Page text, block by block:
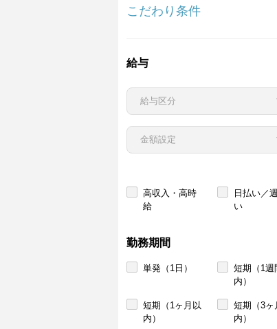
こだわり条件
給与
高収入・高時
給
日払い／
い
勤務期間
単発（1日）
短期（1週
内）
短期（1ヶ月以
内）
短期（3ヶ
内）